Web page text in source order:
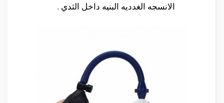
الانسجه الغدديه البنيه داخل الثدي .